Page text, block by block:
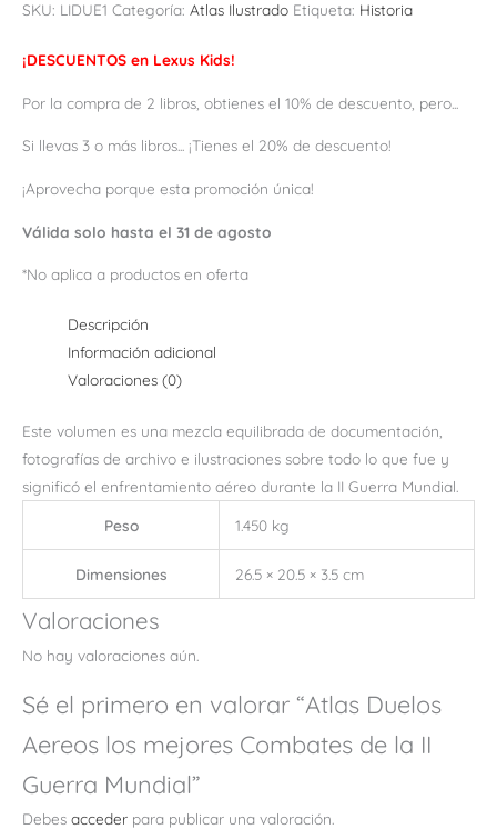
SKU: LIDUE1 Categoría: Atlas Ilustrado Etiqueta: Historia
¡DESCUENTOS en Lexus Kids!
Por la compra de 2 libros, obtienes el 10% de descuento, pero...
Si llevas 3 o más libros... ¡Tienes el 20% de descuento!
¡Aprovecha porque esta promoción única!
Válida solo hasta el 31 de agosto
*No aplica a productos en oferta
Descripción
Información adicional
Valoraciones (0)
Este volumen es una mezcla equilibrada de documentación,
fotografías de archivo e ilustraciones sobre todo lo que fue y
significó el enfrentamiento aéreo durante la II Guerra Mundial.
Peso 1.450 kg
Dimensiones 26.5 × 20.5 × 3.5 cm
Valoraciones
No hay valoraciones aún.
Sé el primero en valorar “Atlas Duelos
Aereos los mejores Combates de la II
Guerra Mundial”
Debes acceder para publicar una valoración.